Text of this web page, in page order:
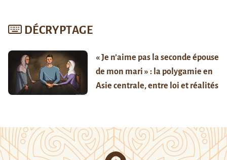
DÉCRYPTAGE
« Je n’aime pas la seconde épouse
de mon mari » : la polygamie en
Asie centrale, entre loi et réalités